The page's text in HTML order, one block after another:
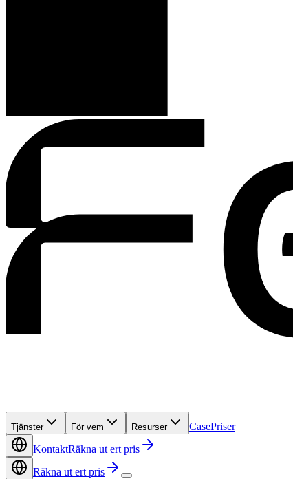
Tjänster För vem Resurser CasePriser
KontaktRäkna ut ert pris
Räkna ut ert pris